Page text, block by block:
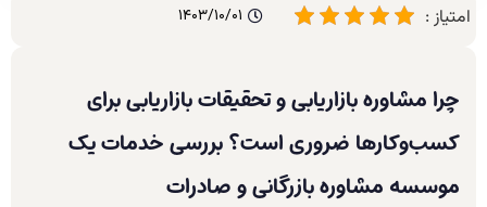
امتیاز : 1403/10/01
چرا مشاوره بازاریابی و تحقیقات بازاریابی برای
کسب‌وکارها ضروری است؟ بررسی خدمات یک
موسسه مشاوره بازرگانی و صادرات